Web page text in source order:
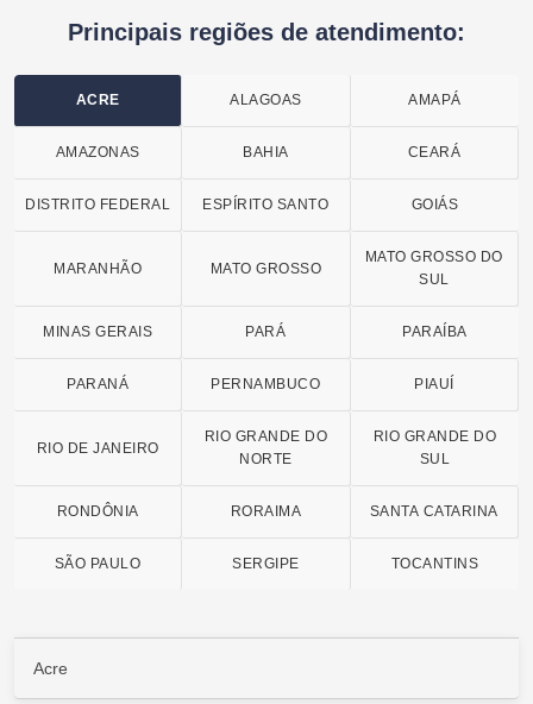
Principais regiões de atendimento:
ACRE ALAGOAS AMAPÁ
AMAZONAS BAHIA CEARÁ
DISTRITO FEDERAL ESPÍRITO SANTO GOIÁS
MARANHÃO MATO GROSSO
MATO GROSSO DO
SUL
MINAS GERAIS PARÁ PARAÍBA
PARANÁ PERNAMBUCO PIAUÍ
RIO DE JANEIRO
RIO GRANDE DO
NORTE
RIO GRANDE DO
SUL
RONDÔNIA RORAIMA SANTA CATARINA
SÃO PAULO SERGIPE TOCANTINS
Acre